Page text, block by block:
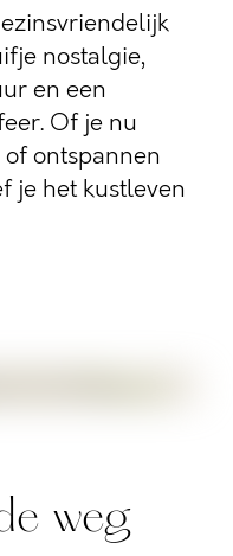
nostalgie,
en een
Of je nu
ontspannen
je het kustleven
weg